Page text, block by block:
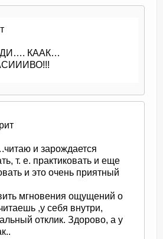
КААК…
и зарождается
т. е. практиковать и еще
и это очень приятный
мгновения ощущений о
,у себя внутри,
отклик. Здорово, а у